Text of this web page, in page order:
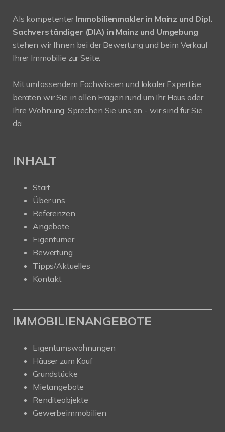
Als kompetenter Immobilienmakler in Mainz und Dipl.
Sachverständiger (DIA) in Mainz und Umgebung
stehen wir Ihnen bei der Bewertung und beim Verkauf
Ihrer Immobilie zur Seite.
Mit umfassendem Fachwissen und lokaler Expertise
beraten wir Sie in allen Fragen rund um Ihr Haus oder
Ihre Wohnung. Sprechen Sie uns an - wir sind für Sie
da.
INHALT
Start
Über uns
Referenzen
Angebote
Eigentümer
Bewertung
Tipps/Aktuelles
Kontakt
IMMOBILIENANGEBOTE
Eigentumswohnungen
Häuser zum Kauf
Grundstücke
Mietangebote
Renditeobjekte
Gewerbeimmobilien